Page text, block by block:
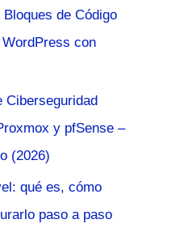
de Código
con
Ciberseguridad
y pfSense –
(2026)
qué es, cómo
paso a paso